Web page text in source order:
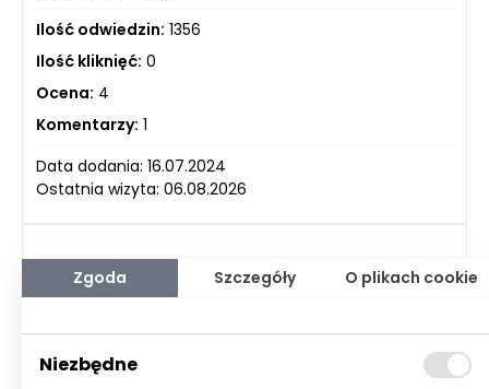
Ilość odwiedzin: 1356
Ilość kliknięć: 0
Ocena: 4
Komentarzy: 1
Data dodania: 16.07.2024
Ostatnia wizyta: 06.08.2026
Zgoda Szczegóły O plikach cookie
Niezbędne